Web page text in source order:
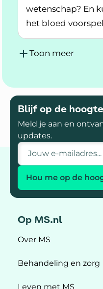
wetenschap? En
het bloed
MS een schub
andere
Lees meer over
Toon meer
Blijf op de hoogte
Meld je aan en
updates.
E-mailadres
Hou me op de
Op MS.nl
Over MS
Behandeling en zorg
Leven met MS